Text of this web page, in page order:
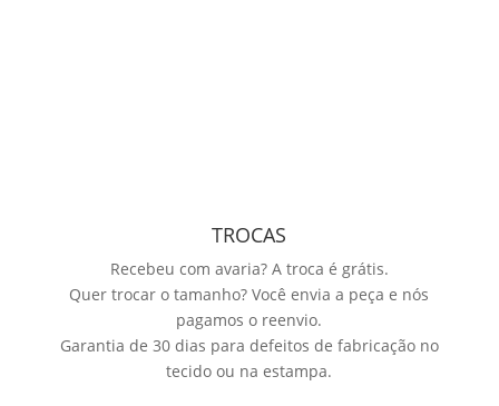
TROCAS
Recebeu com avaria? A troca é grátis.
Quer trocar o tamanho? Você envia a peça e nós
pagamos o reenvio.
Garantia de 30 dias para defeitos de fabricação no
tecido ou na estampa.